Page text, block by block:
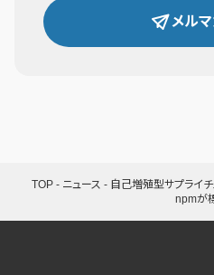
メル
TOP- ニュース - 自己増殖型サプライ
npmが